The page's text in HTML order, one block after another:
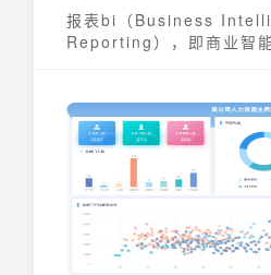
报表bi（Business
Reporting），即商业智
以直观、易懂的图表和报
理者及时掌握企业运营状
机会，从而做出更明智的
统能够将复杂的数据转化
升企业的数据驱动能力。